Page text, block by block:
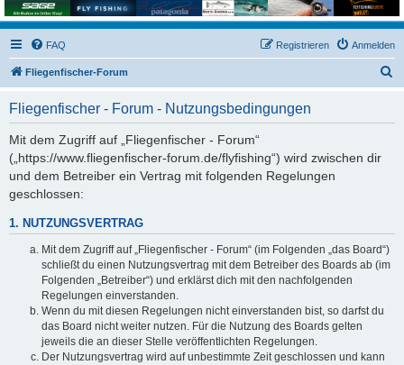
FAQ Anmelden
Registrieren
Fliegenfischer-Forum
Fliegenfischer - Forum - Nutzungsbedingungen
Mit dem Zugriff auf „Fliegenfischer - Forum“
(„https://www.fliegenfischer-forum.de/flyfishing“) wird zwischen dir
und dem Betreiber ein Vertrag mit folgenden Regelungen
geschlossen:
1. NUTZUNGSVERTRAG
Mit dem Zugriff auf „Fliegenfischer - Forum“ (im Folgenden „das Board“)
schließt du einen Nutzungsvertrag mit dem Betreiber des Boards ab (im
Folgenden „Betreiber“) und erklärst dich mit den nachfolgenden
Regelungen einverstanden.
Wenn du mit diesen Regelungen nicht einverstanden bist, so darfst du
das Board nicht weiter nutzen. Für die Nutzung des Boards gelten
jeweils die an dieser Stelle veröffentlichten Regelungen.
Der Nutzungsvertrag wird auf unbestimmte Zeit geschlossen und kann